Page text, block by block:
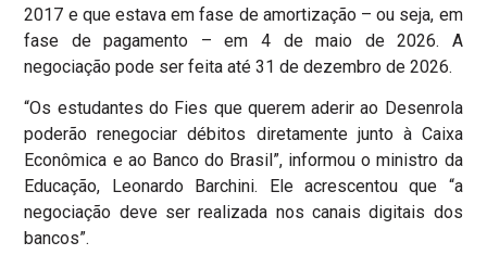
2017 e que estava em fase de amortização – ou seja, em
fase de pagamento – em 4 de maio de 2026. A
negociação pode ser feita até 31 de dezembro de 2026.
“Os estudantes do Fies que querem aderir ao Desenrola
poderão renegociar débitos diretamente junto à Caixa
Econômica e ao Banco do Brasil”, informou o ministro da
Educação, Leonardo Barchini. Ele acrescentou que “a
negociação deve ser realizada nos canais digitais dos
bancos”.